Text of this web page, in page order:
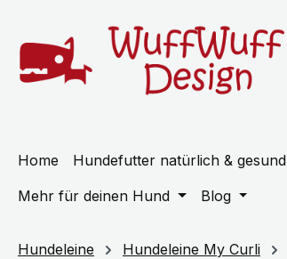
Home Hundefutter natürlich & gesund
Mehr für deinen Hund
Blog
Hundeleine Hundeleine My Curli